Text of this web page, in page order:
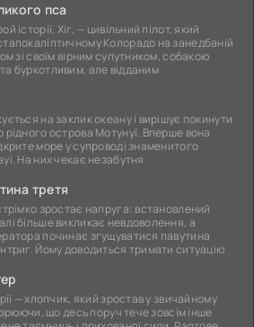
пса
історії, Хіг, — цивільний пілот, який
Колорадо на занедбаній
зі своїм вірним супутником, собакою
буркотливим, але відданим
на заклик океану і вирішує покинути
рідного острова Мотунуї. Вперше вона
море у супроводі знаменитого
На них чекає незабутня
третя
зростає напруга: встановлений
більше викликає невдоволення, а
починає згущуватися павутина
Йому доводиться тримати ситуацію
— хлопчик, який зростав у звичайному
що десь поруч тече зовсім інше